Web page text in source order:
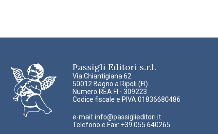
Passigli Editori s.r.l.
Via Chiantigiana 62
50012 Bagno a Ripoli (FI)
Numero REA FI - 309223
Codice fiscale e PIVA 01836680486
e-mail: info@passiglieditori.it
Telefono e Fax: +39 055 640265